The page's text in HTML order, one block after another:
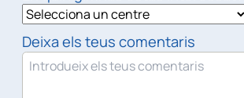
Deixa els teus comentaris